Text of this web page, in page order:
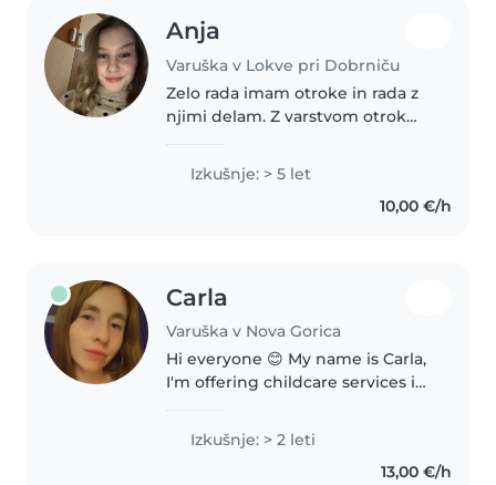
Anja
Varuška v Lokve pri Dobrniču
Zelo rada imam otroke in rada z
njimi delam. Z varstvom otrok
leta sem si izkušnje nabirala v
Izkušnje: > 5 let
10,00 €/h
Carla
Varuška v Nova Gorica
Hi everyone 😊 My name is Carla,
I'm offering childcare services in
benefit that can be very helpful
for mixed-language families 🌍 If
Izkušnje: > 2 leti
13,00 €/h